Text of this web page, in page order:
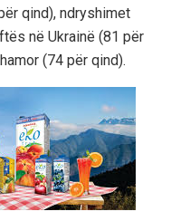
qind), ndryshimet
në Ukrainë (81 për
(74 për qind).